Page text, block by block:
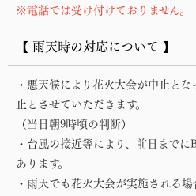
※電話では受け付けておりません。
【 雨天時の対応について 】
・悪天候により花火大会が中止と
止とさせていただきます。
（当日朝9時頃の判断）
・台風の接近等により、前日まで
あります。
・雨天でも花火大会が実施される